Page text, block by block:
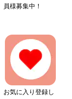
員様募集中！
お気に入り登録し